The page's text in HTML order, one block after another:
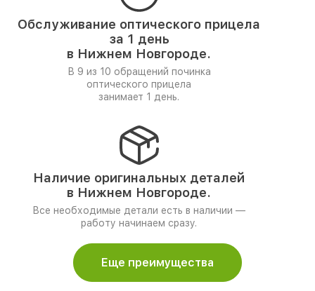
Обслуживание оптического прицела
за 1 день
в Нижнем Новгороде.
В 9 из 10 обращений починка
оптического прицела
занимает 1 день.
Наличие оригинальных деталей
в Нижнем Новгороде.
Все необходимые детали есть в наличии —
работу начинаем сразу.
Еще преимущества